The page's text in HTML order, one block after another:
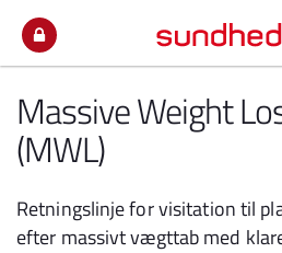
Massive Weight
(MWL)
Retningslinje for visitation til
efter massivt vægttab med